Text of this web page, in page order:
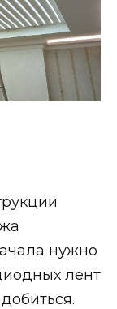
нужно
лент